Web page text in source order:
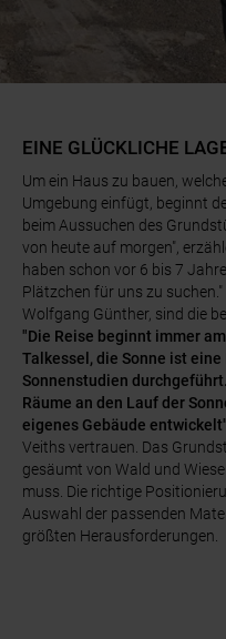
EINE GLÜCKLICHE
Um ein Haus zu bauen,
Umgebung einfügt, beginnt
beim Aussuchen des
von heute auf morgen",
haben schon vor 6 bis 7
Plätzchen für uns zu
Wolfgang Günther, sind die
"Die Reise beginnt immer
Talkessel, die Sonne ist
Sonnenstudien
Räume an den Lauf der
eigenes Gebäude entwickelt"
Veiths vertrauen. Das
gesäumt von Wald und
muss. Die richtige
Auswahl der passenden
größten Herausforderungen.